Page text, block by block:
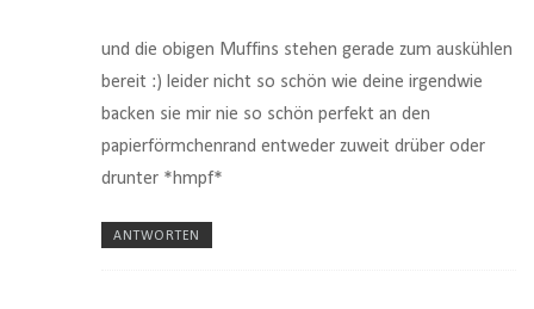
und die obigen Muffins stehen gerade zum auskühlen
bereit :) leider nicht so schön wie deine irgendwie
backen sie mir nie so schön perfekt an den
papierförmchenrand entweder zuweit drüber oder
drunter *hmpf*
ANTWORTEN